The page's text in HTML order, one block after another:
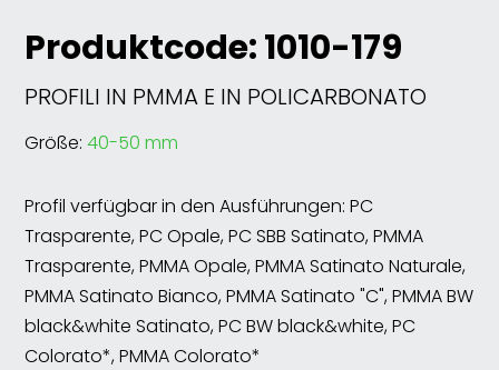
Produktcode: 1010-179
PROFILI IN PMMA E IN POLICARBONATO
Größe:40-50 mm
Profil verfügbar in den Ausführungen: PC
Trasparente, PC Opale, PC SBB Satinato, PMMA
Trasparente, PMMA Opale, PMMA Satinato Naturale,
PMMA Satinato Bianco, PMMA Satinato "C", PMMA BW
black&white Satinato, PC BW black&white, PC
Colorato*, PMMA Colorato*